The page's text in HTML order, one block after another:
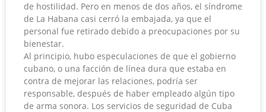
de hostilidad. Pero en menos de dos años, el síndrome
de La Habana casi cerró la embajada, ya que el
personal fue retirado debido a preocupaciones por su
bienestar.
Al principio, hubo especulaciones de que el gobierno
cubano, o una facción de línea dura que estaba en
contra de mejorar las relaciones, podría ser
responsable, después de haber empleado algún tipo
de arma sonora. Los servicios de seguridad de Cuba